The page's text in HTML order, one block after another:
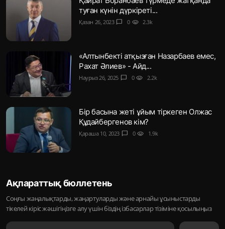
туған күнін дүркіреті...
Қазан 26, 2023 chat_bubble 0 visibility 2.3k
«Алтынбекті атқызған Назарбаев емес,
Рахат Әлиев» - Айд...
Наурыз 26, 2025 chat_bubble 0 visibility 2.2k
Бір басына жеті ұйым тіркеген Олжас
Құдайбергенов кім?
Қараша 10, 2023 chat_bubble 0 visibility 1.9k
Ақпараттық бюллетень
Соңғы жаңалықтарды, жаңартуларды және арнайы ұсыныстарды
тікелей кіріс жәшігіңізге алу үшін біздің ізбасарлар тізіміне қосылыңыз